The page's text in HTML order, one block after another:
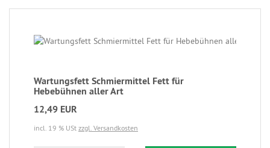
Wartungsfett Schmiermittel Fett für
Hebebühnen aller Art
12,49 EUR
incl. 19 % USt zzgl. Versandkosten